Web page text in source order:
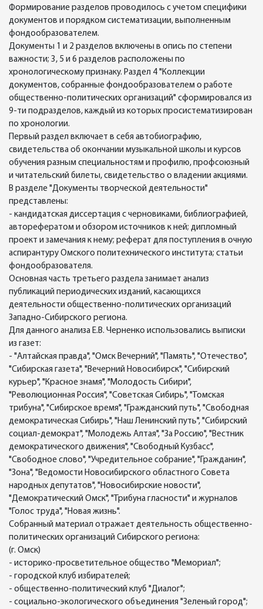
Формирование разделов проводилось с учетом специфики
документов и порядком систематизации, выполненным
фондообразователем.
Документы 1 и 2 разделов включены в опись по степени
важности; 3, 5 и 6 разделов расположены по
хронологическому признаку. Раздел 4 "Коллекции
документов, собранные фондообразователем о работе
общественно-политических организаций" сформировался из
9-ти подразделов, каждый из которых просистематизирован
по хронологии.
Первый раздел включает в себя автобиографию,
свидетельства об окончании музыкальной школы и курсов
обучения разным специальностям и профилю, профсоюзный
и читательский билеты, свидетельство о владении акциями.
В разделе "Документы творческой деятельности"
представлены:
- кандидатская диссертация с черновиками, библиографией,
авторефератом и обзором источников к ней; дипломный
проект и замечания к нему; реферат для поступления в очную
аспирантуру Омского политехнического института; статьи
фондообразователя.
Основная часть третьего раздела занимает анализ
публикаций периодических изданий, касающихся
деятельности общественно-политических организаций
Западно-Сибирского региона.
Для данного анализа Е.В. Черненко использовались выписки
из газет:
- "Алтайская правда", "Омск Вечерний", "Память", "Отечество",
"Сибирская газета", "Вечерний Новосибирск", "Сибирский
курьер", "Красное знамя", "Молодость Сибири",
"Революционная Россия", "Советская Сибирь", "Томская
трибуна", "Сибирское время", "Гражданский путь", "Свободная
демократическая Сибирь", "Наш Ленинский путь", "Сибирский
социал-демократ", "Молодежь Алтая", "За Россию", "Вестник
демократического движения", "Свободный Кузбасс",
"Свободное слово", "Учредительное собрание", "Гражданин",
"Зона", "Ведомости Новосибирского областного Совета
народных депутатов", "Новосибирские новости",
"Демократический Омск", "Трибуна гласности" и журналов
"Голос труда", "Новая жизнь".
Собранный материал отражает деятельность общественно-
политических организаций Сибирского региона:
(г. Омск)
- историко-просветительное общество "Мемориал";
- городской клуб избирателей;
- общественно-политический клуб "Диалог";
- социально-экологического объединения "Зеленый город";